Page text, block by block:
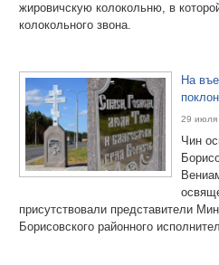
жировичскую колокольню, в
колокольного звона.
На
29 июля
Чин
присутствовали представители
Борисовского районного